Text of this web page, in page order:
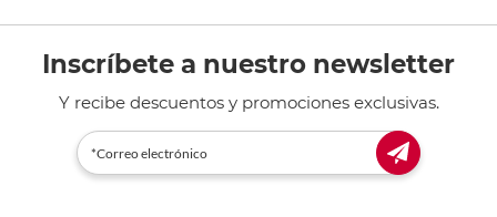
Inscríbete a nuestro newsletter
Y recibe descuentos y promociones exclusivas.